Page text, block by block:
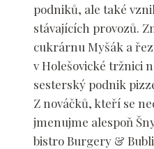
podniků, ale také
stávajících provozů.
cukrárnu Myšák a
v Holešovické tržnici
sesterský podnik
Z nováčků, kteří se
jmenujme alespoň
bistro Burgery &